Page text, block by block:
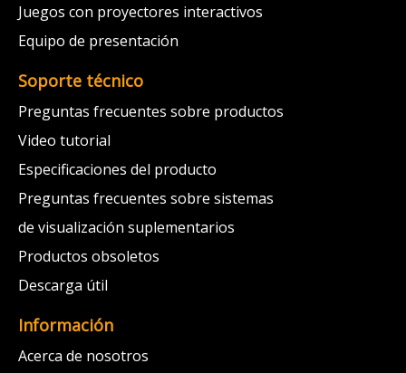
Juegos con proyectores interactivos
Equipo de presentación
Soporte técnico
Preguntas frecuentes sobre productos
Video tutorial
Especificaciones del producto
Preguntas frecuentes sobre sistemas
de visualización suplementarios
Productos obsoletos
Descarga útil
Información
Acerca de nosotros